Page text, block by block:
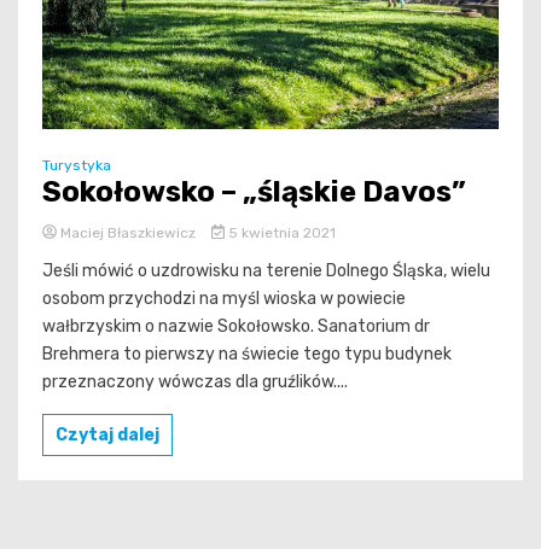
Turystyka
Sokołowsko – „śląskie Davos”
Maciej Błaszkiewicz 5 kwietnia 2021
Jeśli mówić o uzdrowisku na terenie Dolnego Śląska, wielu
osobom przychodzi na myśl wioska w powiecie
wałbrzyskim o nazwie Sokołowsko. Sanatorium dr
Brehmera to pierwszy na świecie tego typu budynek
przeznaczony wówczas dla gruźlików....
Czytaj dalej